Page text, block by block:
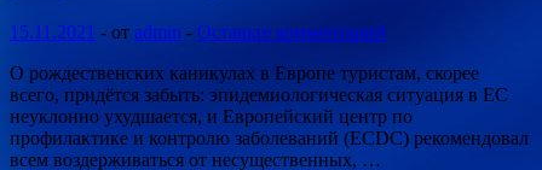
15.11.2021 - от admin - Оставьте комментарий
О рождественских каникулах в Европе туристам, скорее
всего, придётся забыть: эпидемиологическая ситуация в ЕС
неуклонно ухудшается, и Европейский центр по
профилактике и контролю заболеваний (ECDC) рекомендовал
всем воздерживаться от несущественных, …